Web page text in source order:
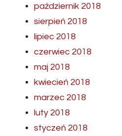
październik 2018
sierpień 2018
lipiec 2018
czerwiec 2018
maj 2018
kwiecień 2018
marzec 2018
luty 2018
styczeń 2018